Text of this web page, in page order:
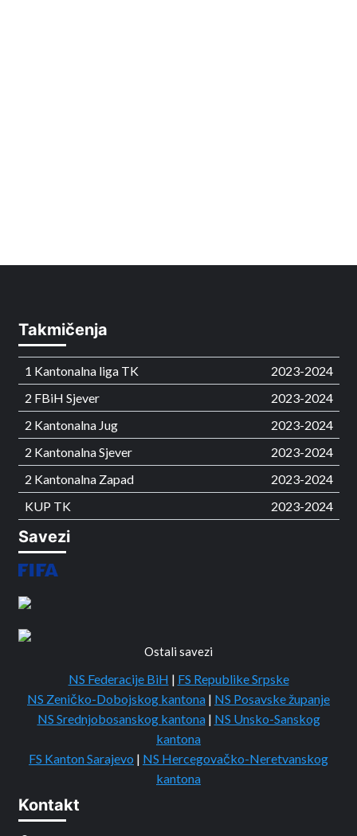
Takmičenja
1 Kantonalna liga TK
2023-2024
2 FBiH Sjever
2023-2024
2 Kantonalna Jug
2023-2024
2 Kantonalna Sjever
2023-2024
2 Kantonalna Zapad
2023-2024
KUP TK
2023-2024
Savezi
Ostali savezi
NS Federacije BiH | FS Republike Srpske
NS Zeničko-Dobojskog kantona | NS Posavske županje
NS Srednjobosanskog kantona | NS Unsko-Sanskog
kantona
FS Kanton Sarajevo | NS Hercegovačko-Neretvanskog
kantona
Kontakt